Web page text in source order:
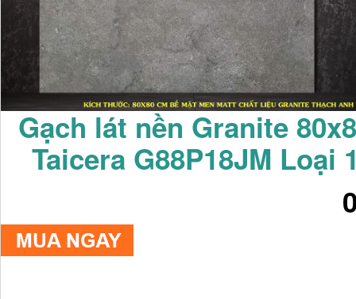
Gạch lát nền Granite
Taicera G88P18JM Loại